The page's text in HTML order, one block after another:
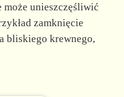
może unieszczęśliwić
zamknięcie
bliskiego krewnego,